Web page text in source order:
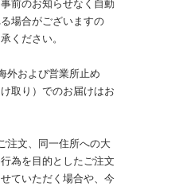
前のお知らせなく自動
場合がございますの
ください。
外および営業所止め
取り）でのお届けはお
注文、同一住所への大
為を目的としたご注文
ていただく場合や、今